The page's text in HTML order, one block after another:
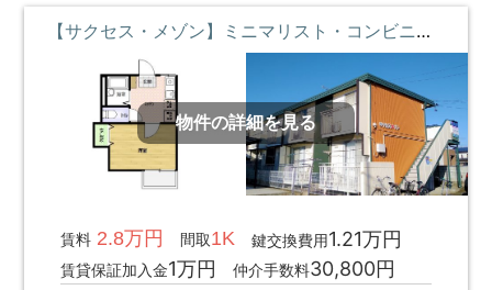
産
【サクセス・メゾン】ミニマリスト・コンビニとスーパー近く ①階 **即入居募集中**
物件の詳細を見る
賃料2.8万円 間取1K 鍵交換費用1.21万円
賃貸保証加入金1万円 仲介手数料30,800円